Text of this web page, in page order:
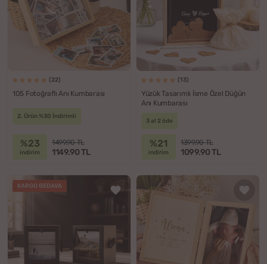
(22)
105 Fotoğraflı Anı Kumbarası
2. Ürün %30 İndirimli
%23
indirim
1499.90 TL
1149.90 TL
(13)
Yüzük Tasarımlı İsme Özel Düğün
Anı Kumbarası
3 al 2 öde
%21
indirim
1399.90 TL
1099.90 TL
KARGO BEDAVA